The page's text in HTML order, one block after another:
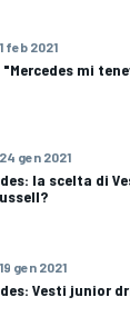
1 feb 2021
"Mercedes mi
24 gen 2021
la scelta di
19 gen 2021
Vesti junior